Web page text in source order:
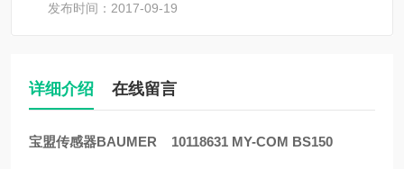
发布时间：2017-09-19
详细介绍 在线留言
宝盟传感器BAUMER 10118631 MY-COM BS150